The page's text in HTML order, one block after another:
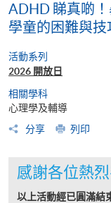
ADHD 睇真啲
學童的困難與技
活動系列
2026 開放日
相關學科
心理學及輔導
分享
列印
感謝各位熱烈
以上活動經已圓滿結